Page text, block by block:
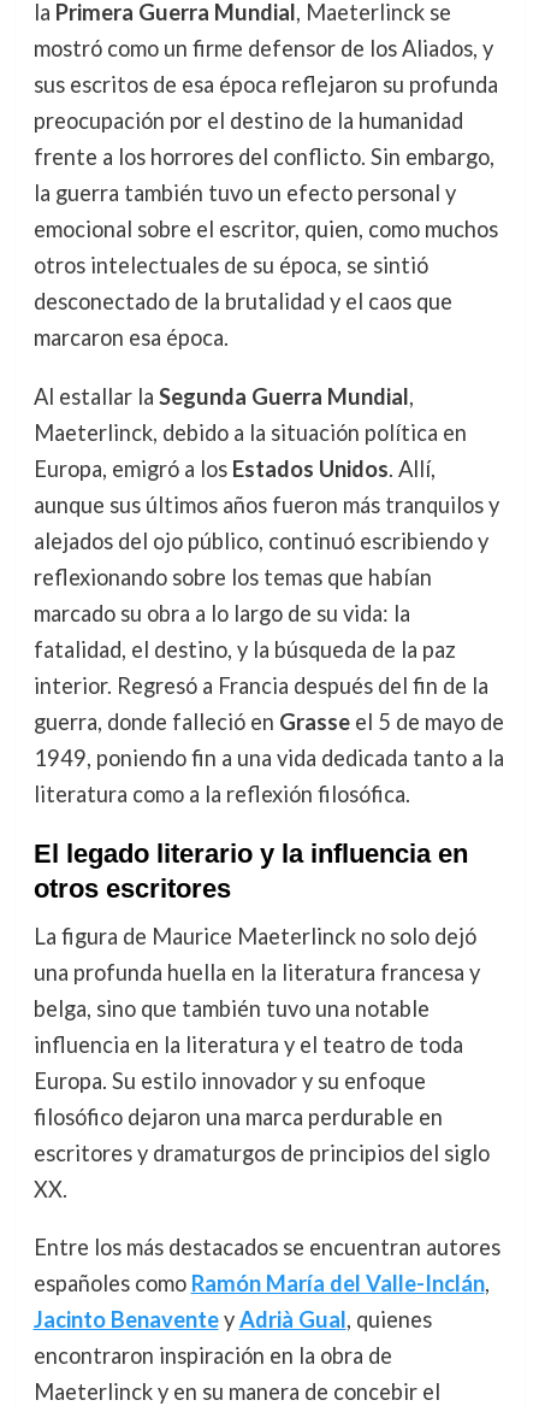
la Primera Guerra Mundial, Maeterlinck se
mostró como un firme defensor de los Aliados, y
sus escritos de esa época reflejaron su profunda
preocupación por el destino de la humanidad
frente a los horrores del conflicto. Sin embargo,
la guerra también tuvo un efecto personal y
emocional sobre el escritor, quien, como muchos
otros intelectuales de su época, se sintió
desconectado de la brutalidad y el caos que
marcaron esa época.
Al estallar la Segunda Guerra Mundial,
Maeterlinck, debido a la situación política en
Europa, emigró a los Estados Unidos. Allí,
aunque sus últimos años fueron más tranquilos y
alejados del ojo público, continuó escribiendo y
reflexionando sobre los temas que habían
marcado su obra a lo largo de su vida: la
fatalidad, el destino, y la búsqueda de la paz
interior. Regresó a Francia después del fin de la
guerra, donde falleció en Grasseel 5 de mayo de
1949, poniendo fin a una vida dedicada tanto a la
literatura como a la reflexión filosófica.
El legado literario y la influencia en
otros escritores
La figura de Maurice Maeterlinck no solo dejó
una profunda huella en la literatura francesa y
belga, sino que también tuvo una notable
influencia en la literatura y el teatro de toda
Europa. Su estilo innovador y su enfoque
filosófico dejaron una marca perdurable en
escritores y dramaturgos de principios del siglo
XX.
Entre los más destacados se encuentran autores
españoles como Ramón María del Valle-Inclán,
Jacinto BenaventeyAdrià Gual, quienes
encontraron inspiración en la obra de
Maeterlinck y en su manera de concebir el